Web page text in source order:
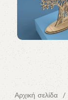
Αρχική σελίδα